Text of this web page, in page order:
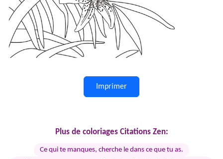
Imprimer
Plus de coloriages Citations Zen:
Ce qui te manques, cherche le dans ce que tu as.